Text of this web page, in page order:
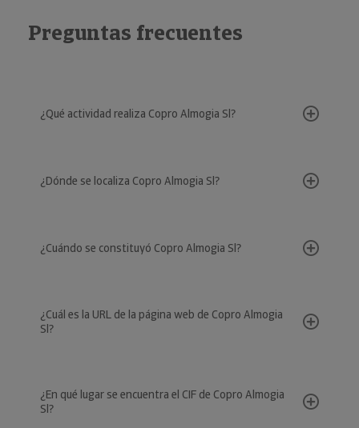
Preguntas frecuentes
¿Qué actividad realiza Copro Almogia Sl?
¿Dónde se localiza Copro Almogia Sl?
¿Cuándo se constituyó Copro Almogia Sl?
¿Cuál es la URL de la página web de Copro Almogia
Sl?
¿En qué lugar se encuentra el CIF de Copro Almogia
Sl?